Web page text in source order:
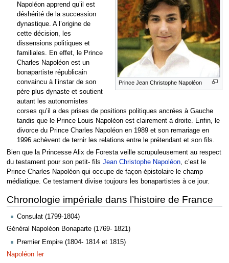
Prince Jean Christophe Napoléon
Napoléon apprend qu’il est
déshérité de la succession
dynastique. A l’origine de
cette décision, les
dissensions politiques et
familiales. En effet, le Prince
Charles Napoléon est un
bonapartiste républicain
convaincu à l’instar de son
père plus dynaste et soutient
autant les autonomistes
corses qu’il a des prises de positions politiques ancrées à Gauche
tandis que le Prince Louis Napoléon est clairement à droite. Enfin, le
divorce du Prince Charles Napoléon en 1989 et son remariage en
1996 achèvent de ternir les relations entre le prétendant et son fils.
Bien que la Princesse Alix de Foresta veille scrupuleusement au respect
du testament pour son petit- fils Jean Christophe Napoléon, c’est le
Prince Charles Napoléon qui occupe de façon épistolaire le champ
médiatique. Ce testament divise toujours les bonapartistes à ce jour.
Chronologie impériale dans l’histoire de France
Consulat (1799-1804)
Général Napoléon Bonaparte (1769- 1821)
Premier Empire (1804- 1814 et 1815)
Napoléon Ier